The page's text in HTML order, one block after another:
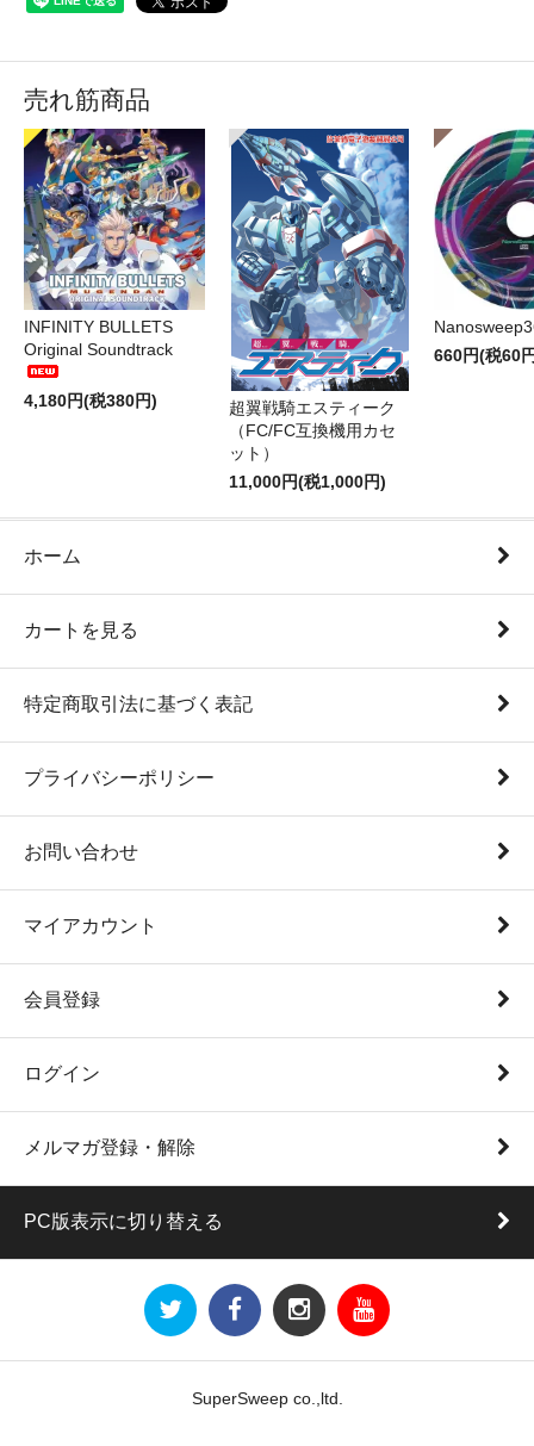
売れ筋商品
INFINITY BULLETS
Original Soundtrack
4,180円(税380円)
超翼戦騎エスティーク
（FC/FC互換機用カセ
ット）
11,000円(税1,000円)
660円(税60
ホーム
カートを見る
特定商取引法に基づく表記
プライバシーポリシー
お問い合わせ
マイアカウント
会員登録
ログイン
メルマガ登録・解除
PC版表示に切り替える
SuperSweep co.,ltd.